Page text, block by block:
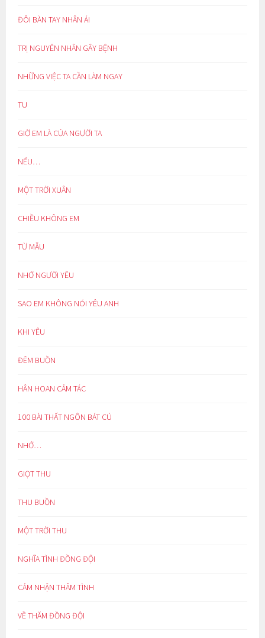
ĐÔI BÀN TAY NHÂN ÁI
TRỊ NGUYÊN NHÂN GÂY BỆNH
NHỮNG VIỆC TA CẦN LÀM NGAY
TU
GIỜ EM LÀ CỦA NGƯỜI TA
NẾU…
MỘT TRỜI XUÂN
CHIỀU KHÔNG EM
TỪ MẪU
NHỚ NGƯỜI YÊU
SAO EM KHÔNG NÓI YÊU ANH
KHI YÊU
ĐÊM BUỒN
HÂN HOAN CẢM TÁC
100 BÀI THẤT NGÔN BÁT CÚ
NHỚ…
GIỌT THU
THU BUỒN
MỘT TRỜI THU
NGHĨA TÌNH ĐỒNG ĐỘI
CẢM NHẬN THÂM TÌNH
VỀ THĂM ĐỒNG ĐỘI